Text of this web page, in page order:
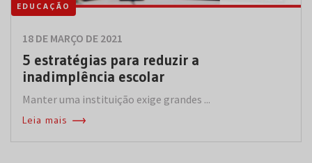
EDUCAÇÃO
18 DE MARÇO DE 2021
5 estratégias para reduzir a
inadimplência escolar
Manter uma instituição exige grandes ...
Leia mais